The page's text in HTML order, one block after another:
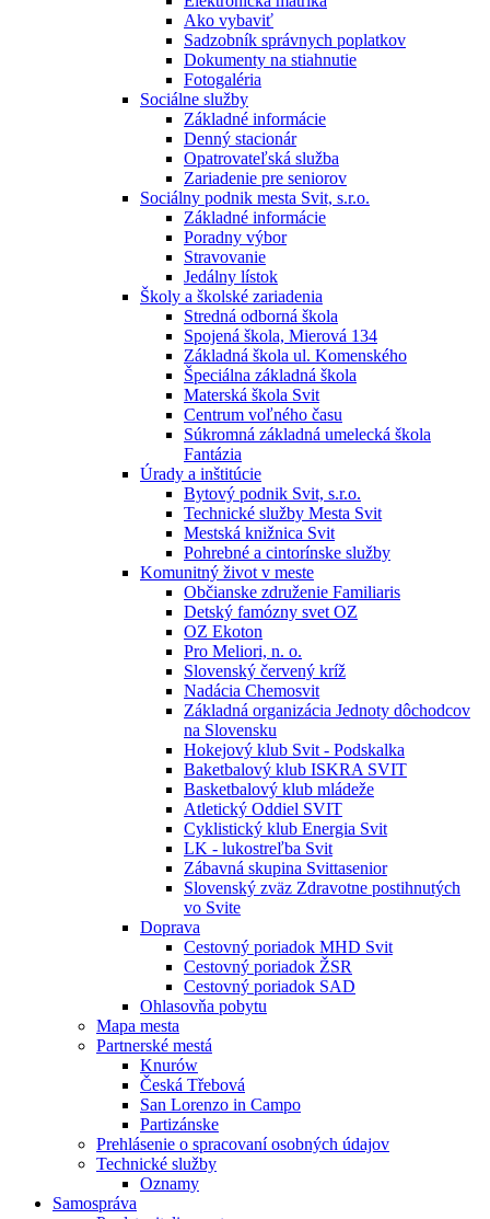
Ako vybaviť
Sadzobník správnych poplatkov
Dokumenty na stiahnutie
Fotogaléria
Sociálne služby
Základné informácie
Denný stacionár
Opatrovateľská služba
Zariadenie pre seniorov
Sociálny podnik mesta Svit, s.r.o.
Základné informácie
Poradny výbor
Stravovanie
Jedálny lístok
Školy a školské zariadenia
Stredná odborná škola
Spojená škola, Mierová 134
Základná škola ul. Komenského
Špeciálna základná škola
Materská škola Svit
Centrum voľného času
Súkromná základná umelecká škola
Fantázia
Úrady a inštitúcie
Bytový podnik Svit, s.r.o.
Technické služby Mesta Svit
Mestská knižnica Svit
Pohrebné a cintorínske služby
Komunitný život v meste
Občianske združenie Familiaris
Detský famózny svet OZ
OZ Ekoton
Pro Meliori, n. o.
Slovenský červený kríž
Nadácia Chemosvit
Základná organizácia Jednoty dôchodcov
na Slovensku
Hokejový klub Svit - Podskalka
Baketbalový klub ISKRA SVIT
Basketbalový klub mládeže
Atletický Oddiel SVIT
Cyklistický klub Energia Svit
LK - lukostreľba Svit
Zábavná skupina Svittasenior
Slovenský zväz Zdravotne postihnutých
vo Svite
Doprava
Cestovný poriadok MHD Svit
Cestovný poriadok ŽSR
Cestovný poriadok SAD
Ohlasovňa pobytu
Mapa mesta
Partnerské mestá
Knurów
Česká Třebová
San Lorenzo in Campo
Partizánske
Prehlásenie o spracovaní osobných údajov
Technické služby
Oznamy
Samospráva